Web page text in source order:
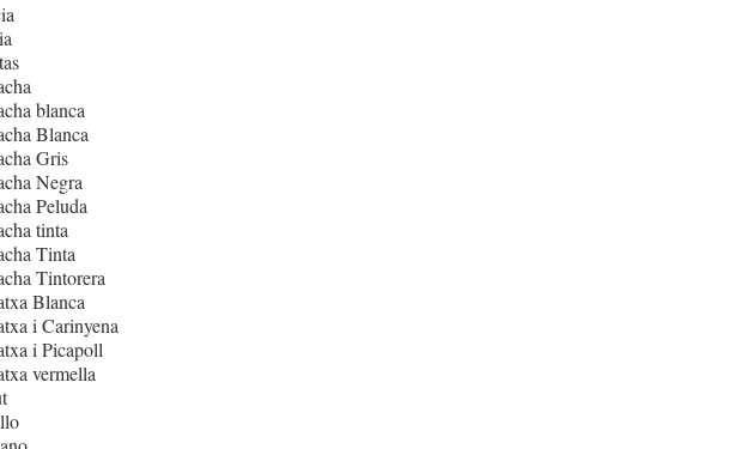
blanca
Blanca
Gris
Negra
Peluda
tinta
Tinta
Tintorera
Blanca
i Carinyena
i Picapoll
vermella